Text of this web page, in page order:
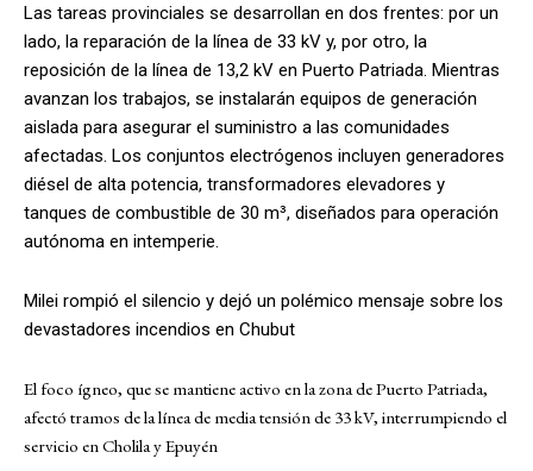
Las tareas provinciales se desarrollan en dos frentes: por un
lado, la reparación de la línea de 33 kV y, por otro, la
reposición de la línea de 13,2 kV en Puerto Patriada. Mientras
avanzan los trabajos, se instalarán equipos de generación
aislada para asegurar el suministro a las comunidades
afectadas. Los conjuntos electrógenos incluyen generadores
diésel de alta potencia, transformadores elevadores y
tanques de combustible de 30 m³, diseñados para operación
autónoma en intemperie.
Milei rompió el silencio y dejó un polémico mensaje sobre los
devastadores incendios en Chubut
El foco ígneo, que se mantiene activo en la zona de Puerto Patriada,
afectó tramos de la línea de media tensión de 33 kV, interrumpiendo el
servicio en Cholila y Epuyén